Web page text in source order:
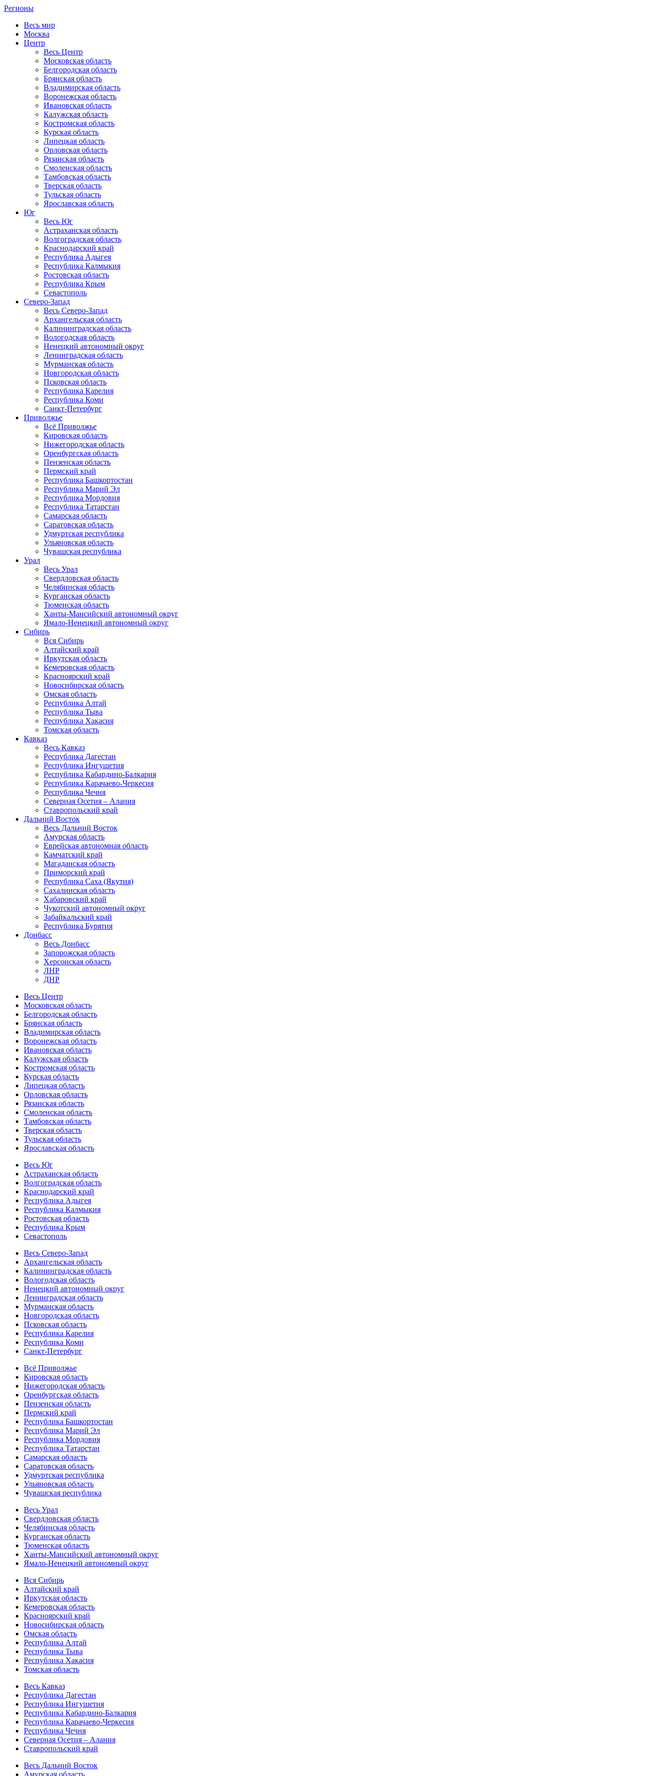
Регионы
Весь мир
Москва
Центр
Весь Центр
Московская область
Белгородская область
Брянская область
Владимирская область
Воронежская область
Ивановская область
Калужская область
Костромская область
Курская область
Липецкая область
Орловская область
Рязанская область
Смоленская область
Тамбовская область
Тверская область
Тульская область
Ярославская область
Юг
Весь Юг
Астраханская область
Волгоградская область
Краснодарский край
Республика Адыгея
Республика Калмыкия
Ростовская область
Республика Крым
Севастополь
Северо-Запад
Весь Северо-Запад
Архангельская область
Калининградская область
Вологодская область
Ненецкий автономный округ
Ленинградская область
Мурманская область
Новгородская область
Псковская область
Республика Карелия
Республика Коми
Санкт-Петербург
Приволжье
Всё Приволжье
Кировская область
Нижегородская область
Оренбургская область
Пензенская область
Пермский край
Республика Башкортостан
Республика Марий Эл
Республика Мордовия
Республика Татарстан
Самарская область
Саратовская область
Удмуртская республика
Ульяновская область
Чувашская республика
Урал
Весь Урал
Свердловская область
Челябинская область
Курганская область
Тюменская область
Ханты-Мансийский автономный округ
Ямало-Ненецкий автономный округ
Сибирь
Вся Сибирь
Алтайский край
Иркутская область
Кемеровская область
Красноярский край
Новосибирская область
Омская область
Республика Алтай
Республика Тыва
Республика Хакасия
Томская область
Кавказ
Весь Кавказ
Республика Дагестан
Республика Ингушетия
Республика Кабардино-Балкария
Республика Карачаево-Черкесия
Республика Чечня
Северная Осетия – Алания
Ставропольский край
Дальний Восток
Весь Дальний Восток
Амурская область
Еврейская автономная область
Камчатский край
Магаданская область
Приморский край
Республика Саха (Якутия)
Сахалинская область
Хабаровский край
Чукотский автономный округ
Забайкальский край
Республика Бурятия
Донбасс
Весь Донбасс
Запорожская область
Херсонская область
ЛНР
ДНР
Весь Центр
Московская область
Белгородская область
Брянская область
Владимирская область
Воронежская область
Ивановская область
Калужская область
Костромская область
Курская область
Липецкая область
Орловская область
Рязанская область
Смоленская область
Тамбовская область
Тверская область
Тульская область
Ярославская область
Весь Юг
Астраханская область
Волгоградская область
Краснодарский край
Республика Адыгея
Республика Калмыкия
Ростовская область
Республика Крым
Севастополь
Весь Северо-Запад
Архангельская область
Калининградская область
Вологодская область
Ненецкий автономный округ
Ленинградская область
Мурманская область
Новгородская область
Псковская область
Республика Карелия
Республика Коми
Санкт-Петербург
Всё Приволжье
Кировская область
Нижегородская область
Оренбургская область
Пензенская область
Пермский край
Республика Башкортостан
Республика Марий Эл
Республика Мордовия
Республика Татарстан
Самарская область
Саратовская область
Удмуртская республика
Ульяновская область
Чувашская республика
Весь Урал
Свердловская область
Челябинская область
Курганская область
Тюменская область
Ханты-Мансийский автономный округ
Ямало-Ненецкий автономный округ
Вся Сибирь
Алтайский край
Иркутская область
Кемеровская область
Красноярский край
Новосибирская область
Омская область
Республика Алтай
Республика Тыва
Республика Хакасия
Томская область
Весь Кавказ
Республика Дагестан
Республика Ингушетия
Республика Кабардино-Балкария
Республика Карачаево-Черкесия
Республика Чечня
Северная Осетия – Алания
Ставропольский край
Весь Дальний Восток
Амурская область